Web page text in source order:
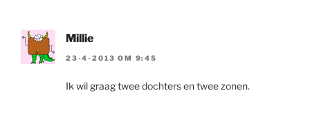
Millie
23-4-2013 OM 9:45
Ik wil graag twee dochters en twee zonen.